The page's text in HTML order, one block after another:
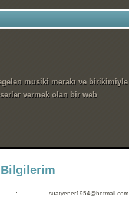
musiki merakı ve birikimiyle
vermek olan bir web
: suatyener1954@hotmail.com